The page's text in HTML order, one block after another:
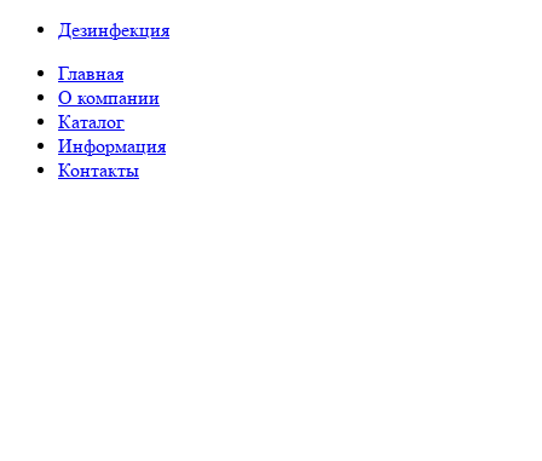
Дезинфекция
Главная
О компании
Каталог
Информация
Контакты